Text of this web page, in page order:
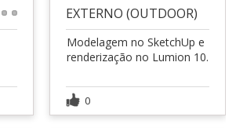
EXTERNO (OUTDOOR)
Modelagem no SketchUp e
renderização no Lumion 10.
0